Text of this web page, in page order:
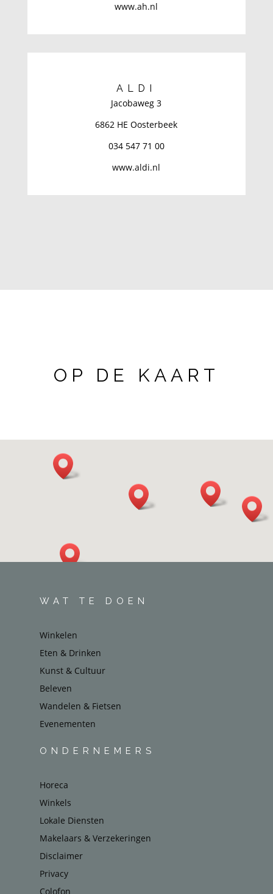
www.ah.nl
ALDI
Jacobaweg 3
6862 HE Oosterbeek
034 547 71 00
www.aldi.nl
OP DE KAART
WAT TE DOEN
Winkelen
Eten & Drinken
Kunst & Cultuur
Beleven
Wandelen & Fietsen
Evenementen
ONDERNEMERS
Horeca
Winkels
Lokale Diensten
Makelaars & Verzekeringen
Disclaimer
Privacy
Colofon